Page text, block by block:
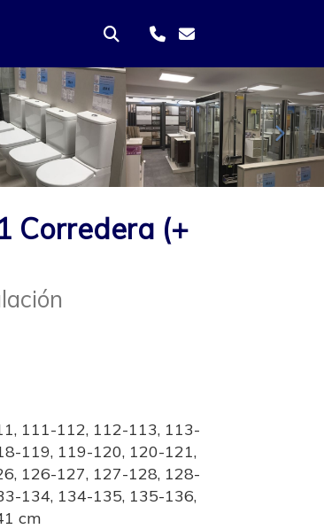
Corredera (+
111-112, 112-113, 113-
119, 119-120, 120-121,
126-127, 127-128, 128-
134, 134-135, 135-136,
cm